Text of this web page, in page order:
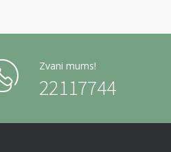
Zvani mums!
22117744